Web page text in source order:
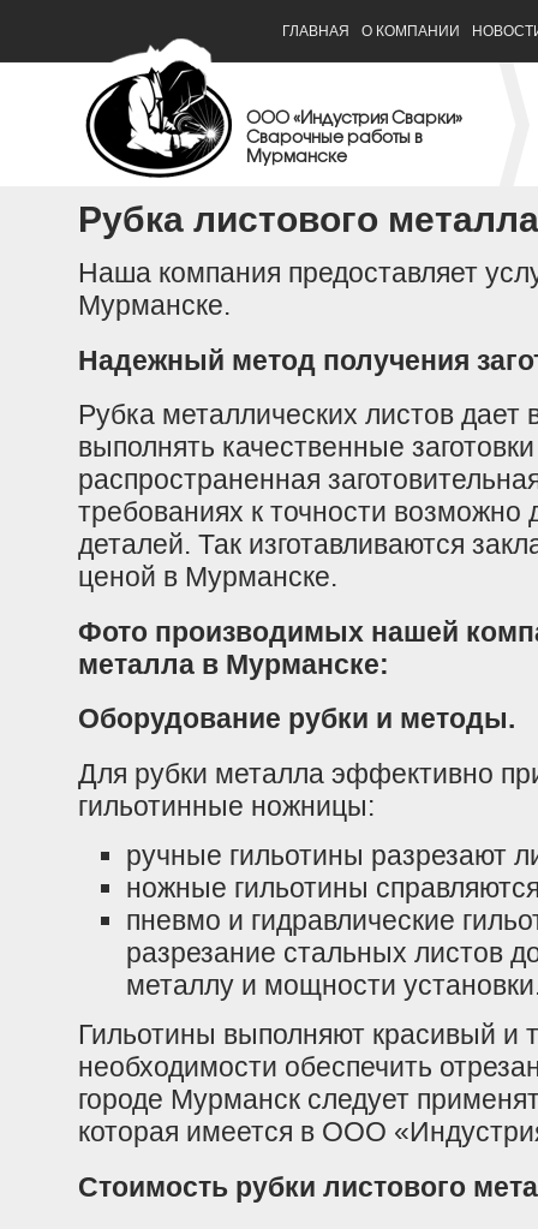
ГЛАВНАЯ О КОМПАНИИ
ООО «Индустрия Сварки»
Сварочные работы в
Мурманске
Рубка листового металла
Наша компания предоставляет
Мурманске.
Надежный метод получения
Рубка металлических листов
выполнять качественные
распространенная
требованиях к точности возможно
деталей. Так изготавливаются
ценой в Мурманске.
Фото производимых нашей
металла в Мурманске:
Оборудование рубки и методы.
Для рубки металла эффективно
гильотинные ножницы:
ручные гильотины разрезают
ножные гильотины
пневмо и гидравлические
разрезание стальных листов
металлу и мощности
Гильотины выполняют красивый
необходимости обеспечить
городе Мурманск следует
которая имеется в ООО
Стоимость рубки листового